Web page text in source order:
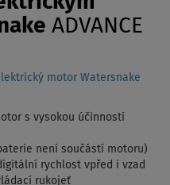
ADVANCE
motor Watersnake
s vysokou účinností
není součástí motoru)
rychlost vpřed i vzad
rukojeť